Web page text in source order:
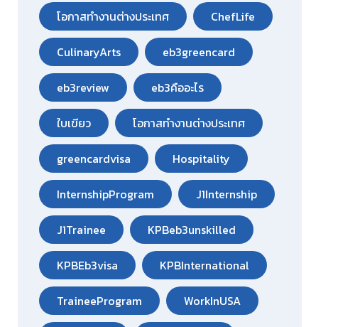
โอกาสทำงานต่างประเทศ ChefLife
CulinaryArts eb3greencard
eb3review eb3คืออะไร
ใบเขียว โอกาสทำงานต่างประเทศ
greencardvisa Hospitality
InternshipProgram J1Internship
J1Trainee KPBeb3unskilled
KPBEb3visa KPBInternational
TraineeProgram WorkInUSA